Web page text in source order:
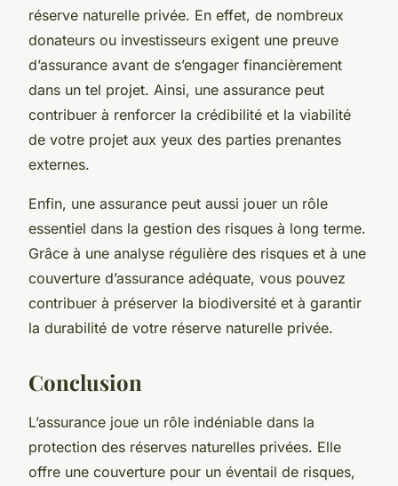
réserve naturelle privée. En effet, de nombreux
donateurs ou investisseurs exigent une preuve
d’assurance avant de s’engager financièrement
dans un tel projet. Ainsi, une assurance peut
contribuer à renforcer la crédibilité et la viabilité
de votre projet aux yeux des parties prenantes
externes.
Enfin, une assurance peut aussi jouer un rôle
essentiel dans la gestion des risques à long terme.
Grâce à une analyse régulière des risques et à une
couverture d’assurance adéquate, vous pouvez
contribuer à préserver la biodiversité et à garantir
la durabilité de votre réserve naturelle privée.
Conclusion
L’assurance joue un rôle indéniable dans la
protection des réserves naturelles privées. Elle
offre une couverture pour un éventail de risques,